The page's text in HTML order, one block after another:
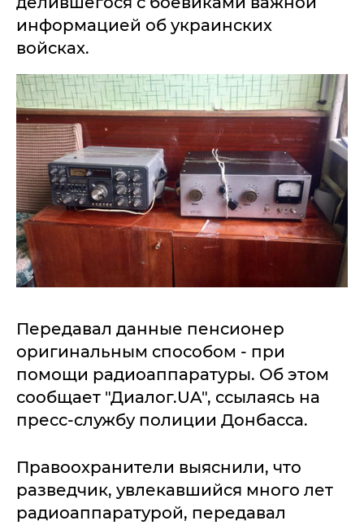
информацией об украинских
войсках.
Передавал данные пенсионер
оригинальным способом - при
помощи радиоаппаратуры. Об этом
сообщает "Диалог.UA", ссылаясь на
пресс-службу полиции Донбасса.
Правоохранители выяснили, что
разведчик, увлекавшийся много лет
радиоаппаратурой, передавал